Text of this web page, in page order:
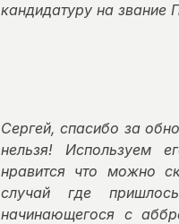
кандидатуру на звание
Сергей, спасибо за
нельзя! Используем
нравится что можно
случай где
начинающегося с